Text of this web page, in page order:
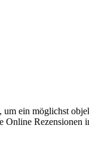
ein möglichst
Online